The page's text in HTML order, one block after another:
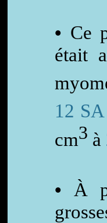
• Ce
était
12 SA
cm3 à
• À